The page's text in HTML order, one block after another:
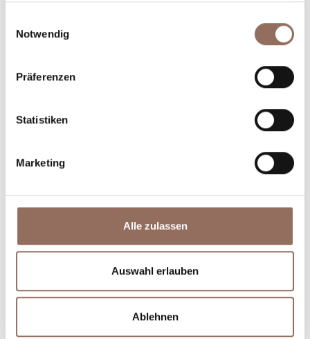
Notwendig
Präferenzen
Statistiken
Marketing
Alle zulassen
Auswahl erlauben
Ablehnen
Unterkünfte
Essen und